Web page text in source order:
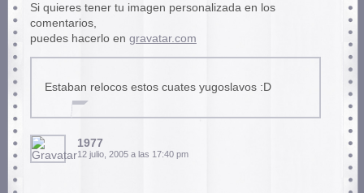
Si quieres tener tu imagen personalizada en los
comentarios,
puedes hacerlo en gravatar.com
Estaban relocos estos cuates yugoslavos :D
1977
12 julio, 2005 a las 17:40 pm